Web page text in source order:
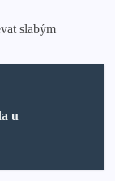
slabým
u